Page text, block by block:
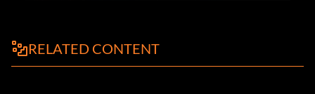
RELATED CONTENT